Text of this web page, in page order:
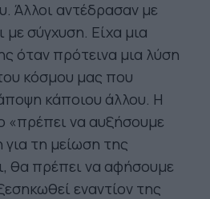
Άλλοι αντέδρασαν με
με σύγχυση. Είχα μια
όταν πρότεινα μια λύση
κόσμου μας που
κάποιου άλλου. Η
«πρέπει να αυξήσουμε
τη μείωση της
θα πρέπει να αφήσουμε
εναντίον της